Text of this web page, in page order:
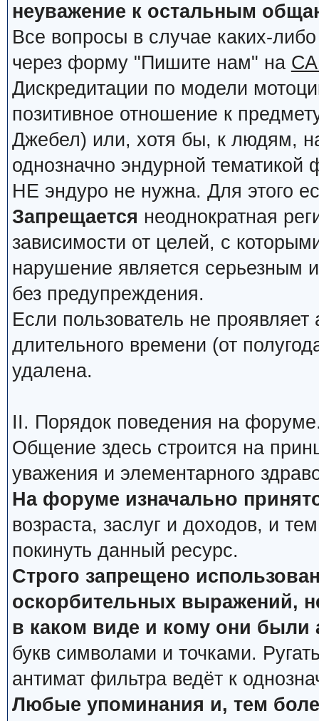
неуважение к остальным
Все вопросы в случае каких-
через форму "Пишите нам" на
Дискредитации по модели
позитивное отношение к
Джебел) или, хотя бы, к людям,
однозначно эндурной тематикой
НЕ эндуро не нужна. Для этого
Запрещается неоднократная
зависимости от целей, с
нарушение является серьезным
без предупреждения.
Если пользователь не
длительного времени (от
удалена.
II. Порядок поведения на
Общение здесь строится на
уважения и элементарного
На форуме изначально
возраста, заслуг и доходов, и
покинуть данный ресурс.
Строго запрещено
оскорбительных выражений,
в каком виде и кому они были
букв символами и точками.
антимат фильтра ведёт к
Любые упоминания и, тем